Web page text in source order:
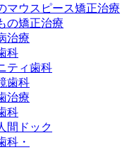
マウスピース矯正治療
の矯正治療
治療
科
ティ歯科
歯科
治療
科
間ドック
科・